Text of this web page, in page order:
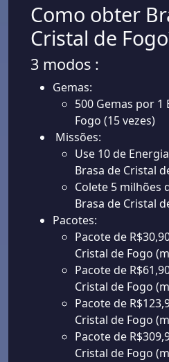
Como obter
Cristal de
3 modos :
Gemas:
500 Gemas por 1
Fogo (15 vezes)
Missões:
Use 10 de
Brasa de Cristal
Colete 5 milhões
Brasa de Cristal
Pacotes:
Pacote de
Cristal de Fogo
Pacote de
Cristal de Fogo
Pacote de
Cristal de Fogo
Pacote de
Cristal de Fogo